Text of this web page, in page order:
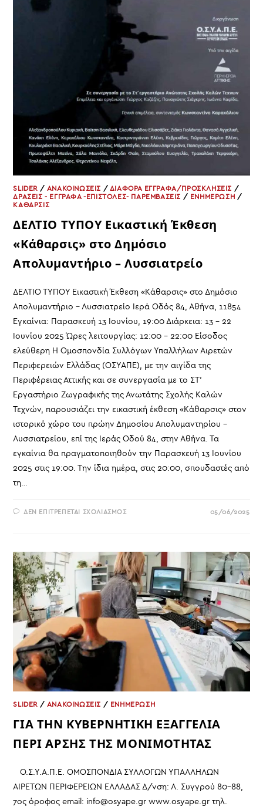
SLIDER / ΑΝΑΚΟΙΝΩΣΕΙΣ / ΔΙΑΦΟΡΑ ΕΓΓΡΑΦΑ/ΠΡΟΣΚΛΗΣΕΙΣ /
ΔΡΑΣΕΙΣ - ΕΓΓΡΑΦΑ -ΕΠΙΣΤΟΛΕΣ- ΠΑΡΕΜΒΑΣΕΙΣ / ΕΝΗΜΕΡΩΣΗ /
ΚΑΘΑΡΣΙΣ
ΔΕΛΤΙΟ ΤΥΠΟΥ Εικαστική Έκθεση
«Κάθαρσις» στο Δημόσιο
Απολυμαντήριο – Λυσσιατρείο
ΔΕΛΤΙΟ ΤΥΠΟΥ Εικαστική Έκθεση «Κάθαρσις» στο Δημόσιο
Απολυμαντήριο – Λυσσιατρείο Ιερά Οδός 84, Αθήνα, 11854
Εγκαίνια: Παρασκευή 13 Ιουνίου, 19:00 Διάρκεια: 13 - 22
Ιουνίου 2025 Ώρες λειτουργίας: 12:00 - 22:00 Είσοδος
ελεύθερη Η Ομοσπονδία Συλλόγων Υπαλλήλων Αιρετών
Περιφερειών Ελλάδας (ΟΣΥΑΠΕ), με την αιγίδα της
Περιφέρειας Αττικής και σε συνεργασία με το ΣΤ’
Εργαστήριο Ζωγραφικής της Ανωτάτης Σχολής Καλών
Τεχνών, παρουσιάζει την εικαστική έκθεση «Κάθαρσις» στον
ιστορικό χώρο του πρώην Δημοσίου Απολυμαντηρίου –
Λυσσιατρείου, επί της Ιεράς Οδού 84, στην Αθήνα. Τα
εγκαίνια θα πραγματοποιηθούν την Παρασκευή 13 Ιουνίου
2025 στις 19:00. Την ίδια ημέρα, στις 20:00, σπουδαστές από
τη…
ΔΕΝ ΕΠΙΤΡΈΠΕΤΑΙ ΣΧΟΛΙΑΣΜΌΣΣΤΟ
«ΚΆΘΑΡΣΙΣ»
ΣΤΟ
ΔΗΜΌΣΙΟ
ΑΠΟΛΥΜΑΝΤΉΡΙΟ
–
ΛΥΣΣΙΑΤΡΕΊΟ
05/06/2025
SLIDER / ΑΝΑΚΟΙΝΩΣΕΙΣ / ΕΝΗΜΕΡΩΣΗ
ΓΙΑ ΤΗΝ ΚΥΒΕΡΝΗΤΙΚΗ ΕΞΑΓΓΕΛΙΑ
ΠΕΡΙ ΑΡΣΗΣ ΤΗΣ ΜΟΝΙΜΟΤΗΤΑΣ
Ο.Σ.Υ.Α.Π.Ε. ΟΜΟΣΠΟΝΔΙΑ ΣΥΛΛΟΓΩΝ ΥΠΑΛΛΗΛΩΝ
ΑΙΡΕΤΩΝ ΠΕΡΙΦΕΡΕΙΩΝ ΕΛΛΑΔΑΣ Δ/νση: Λ. Συγγρού 80-88,
7ος όροφος email: info@osyape.gr www.osyape.gr τηλ.